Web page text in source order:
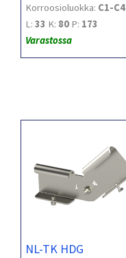
Korroosioluokka: C1-C4
L: 33 K: 80 P: 173
Varastossa
NL-TK HDG